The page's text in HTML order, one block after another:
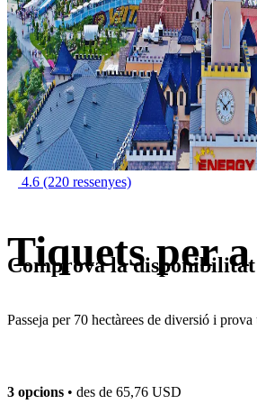
4.6 (220 ressenyes)
Tiquets per
Passeja per 70 hectàrees de diversió i
Comprova la disponibilitat
3 opcions • des de 65,76 USD